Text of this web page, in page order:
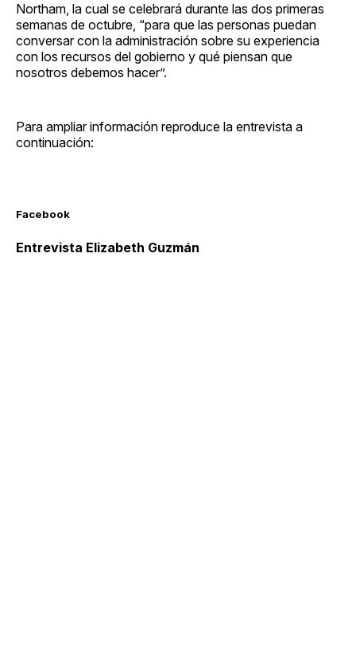
Northam, la cual se celebrará durante las dos primeras
semanas de octubre, “para que las personas puedan
conversar con la administración sobre su experiencia
con los recursos del gobierno y qué piensan que
nosotros debemos hacer”.
Para ampliar información reproduce la entrevista a
continuación:
Facebook
Entrevista Elizabeth Guzmán